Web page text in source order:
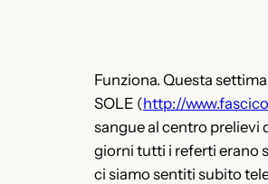
Funziona. Questa
SOLE (http://
sangue al centro prelievi
giorni tutti i referti erano
ci siamo sentiti subito